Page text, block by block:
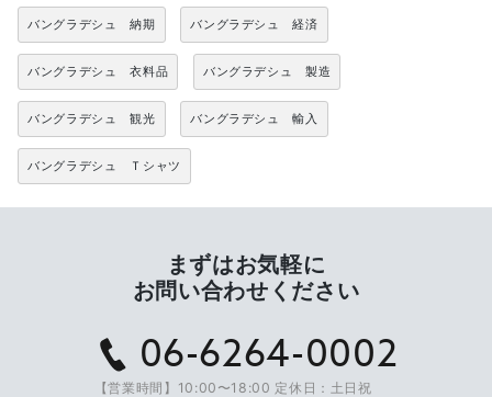
バングラデシュ 納期 バングラデシュ 経済
バングラデシュ 衣料品 バングラデシュ 製造
バングラデシュ 観光 バングラデシュ 輸入
バングラデシュ Ｔシャツ
まずはお気軽に
お問い合わせください
06-6264-0002
【営業時間】10:00〜18:00 定休日：土日祝